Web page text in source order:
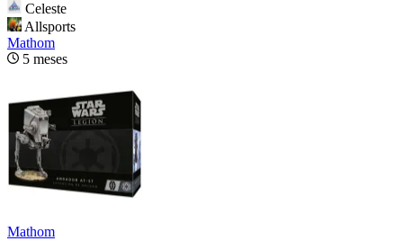
Celeste
Allsports
Mathom
5 meses
Mathom